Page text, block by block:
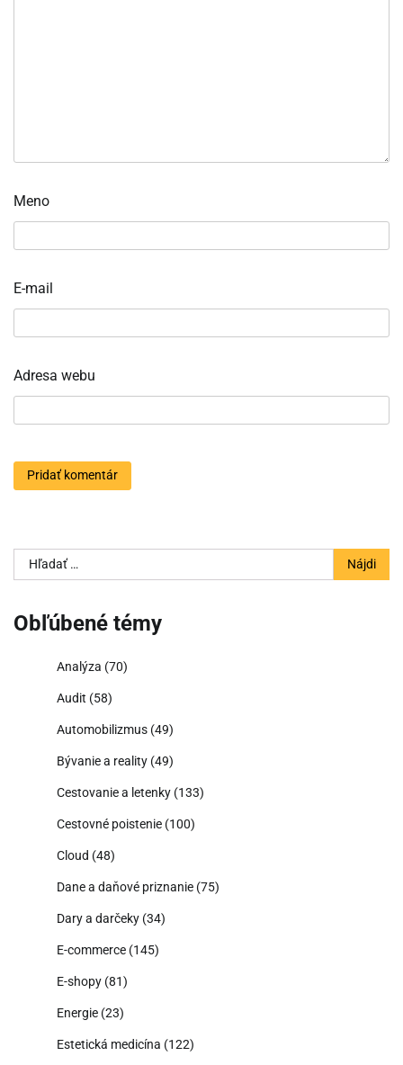
Meno
E-mail
Adresa webu
Hľadať:
Obľúbené témy
Analýza (70)
Audit (58)
Automobilizmus (49)
Bývanie a reality (49)
Cestovanie a letenky (133)
Cestovné poistenie (100)
Cloud (48)
Dane a daňové priznanie (75)
Dary a darčeky (34)
E-commerce (145)
E-shopy (81)
Energie (23)
Estetická medicína (122)